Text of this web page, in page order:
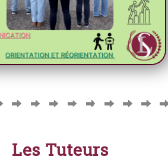
Les Tuteurs